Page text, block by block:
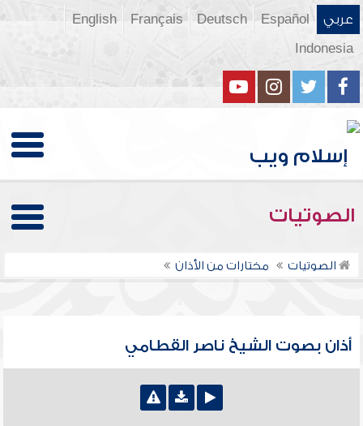
عربي Español
Deutsch
Français
English
Indonesia
الصوتيات
الصوتيات مختارات من الأذان
أذان بصوت الشيخ ناصر القطامي